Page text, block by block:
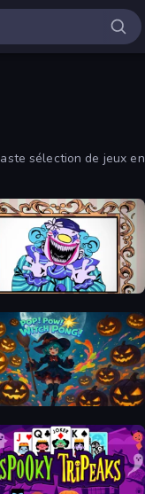
sélection de jeux
of Sorrows
Pow! Witch Pong!